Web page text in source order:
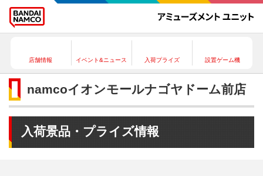
店舗情報 イベント&ニュース 入荷プライズ 設置ゲーム機
namcoイオンモールナゴヤドーム前店
入荷景品・プライズ情報